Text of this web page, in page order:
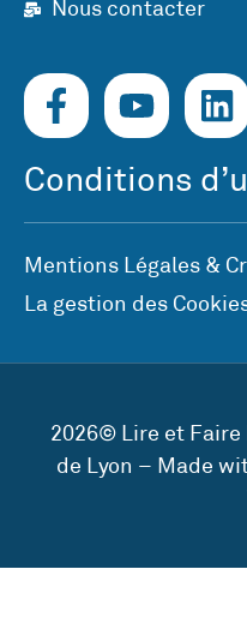
Nous contacter
Conditions
Mentions Légales &
La gestion des
2026© Lire et
de Lyon – Made